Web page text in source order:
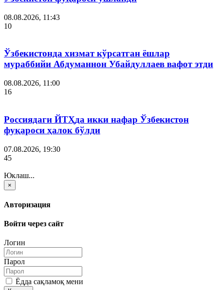
08.08.2026, 11:43
10
Ўзбекистонда хизмат кўрсатган ёшлар
мураббийи Абдуманнон Убайдуллаев вафот этди
08.08.2026, 11:00
16
Россиядаги ЙТҲда икки нафар Ўзбекистон
фуқароси ҳалок бўлди
07.08.2026, 19:30
45
Юклаш...
×
Авторизация
Войти через сайт
Логин
Парол
Ёдда сақламоқ мени